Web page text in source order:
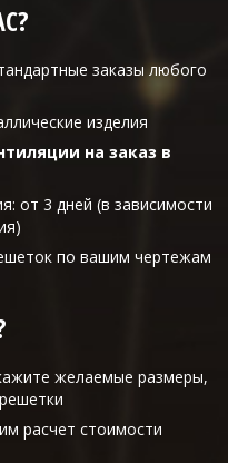
заказы любого
изделия
на заказ в
от 3 дней (в зависимости
по вашим чертежам
желаемые размеры,
расчет стоимости